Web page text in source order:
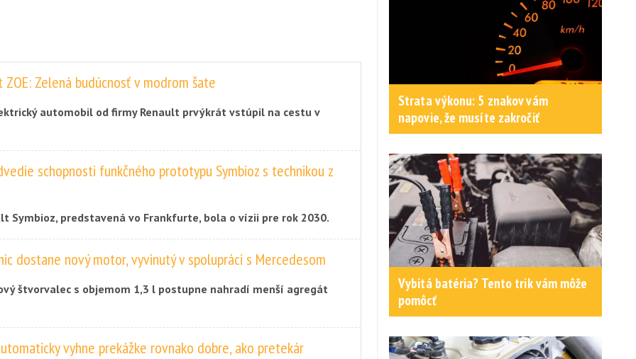
ZOE: Zelená budúcnosť v modrom šate
automobil od firmy Renault prvýkrát vstúpil na cestu v
elektromobilom v Európe.
schopnosti funkčného prototypu Symbioz s technikou z
Symbioz, predstavená vo Frankfurte, bola o vízii pre rok 2030.
na rad funkčný prototyp vozidla, prinášajúci technológie, ktoré
aute objavia v roku 2023.
dostane nový motor, vyvinutý v spolupráci s Mercedesom
štvorvalec s objemom 1,3 l postupne nahradí menší agregát
vyhne prekážke rovnako dobre, ako pretekár
Strata výkonu: 5 znakov vám
napovie, že musíte zakročiť
Vybitá batéria? Tento trik vám môže
pomôcť